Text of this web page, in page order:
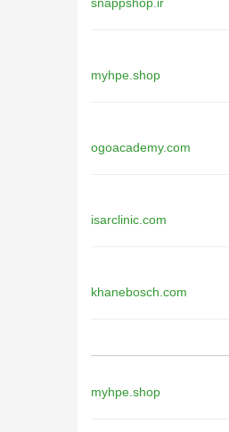
myhpe.shop
ogoacademy.com
isarclinic.com
khanebosch.com
myhpe.shop